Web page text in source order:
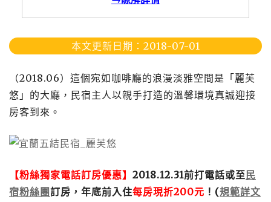
本文更新日期：2018-07-01
（2018.06）這個宛如咖啡廳的浪漫淡雅空間是「麗芙
悠」的大廳，民宿主人以親手打造的溫馨環境真誠迎接
房客到來。
【粉絲獨家電話訂房優惠】 2018.12.31前打電話或至民
宿粉絲團訂房，年底前入住每房現折200元 ！(規範詳文